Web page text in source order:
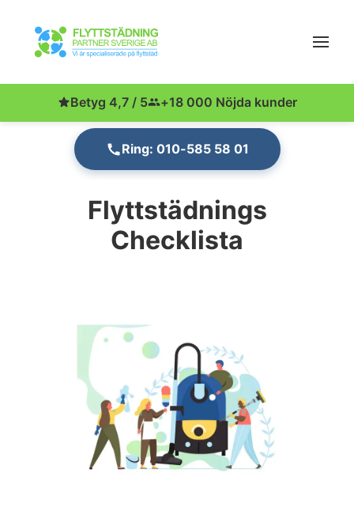
Betyg 4,7 / 5 +18 000 Nöjda kunder
Ring: 010-585 58 01
Flyttstädnings
Checklista